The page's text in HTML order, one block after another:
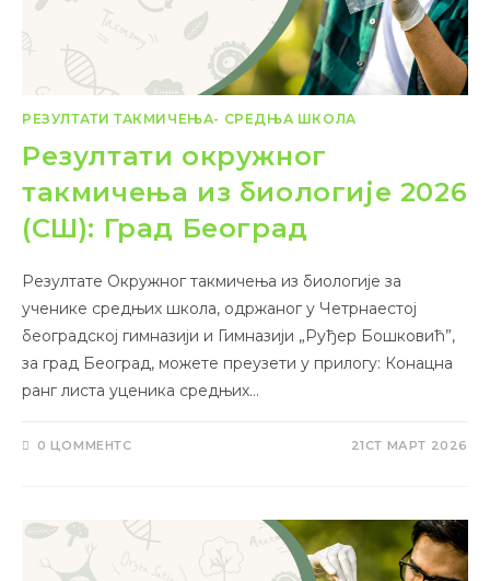
РЕЗУЛТАТИ ТАКМИЧЕЊА- СРЕДЊА ШКОЛА
Резултати окружног
такмичења из биологије 2026
(СШ): Град Београд
Резултате Окружног такмичења из биологије за
ученике средњих школа, одржаног у Четрнаестој
београдској гимназији и Гимназији „Руђер Бошковић”,
за град Београд, можете преузети у прилогу: Конацна
ранг листа уценика средњих…
0 ЦОММЕНТС 21СТ МАРТ 2026